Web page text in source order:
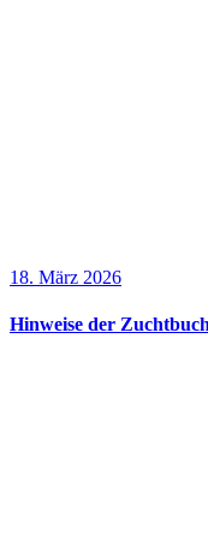
18. März 2026
Hinweise der